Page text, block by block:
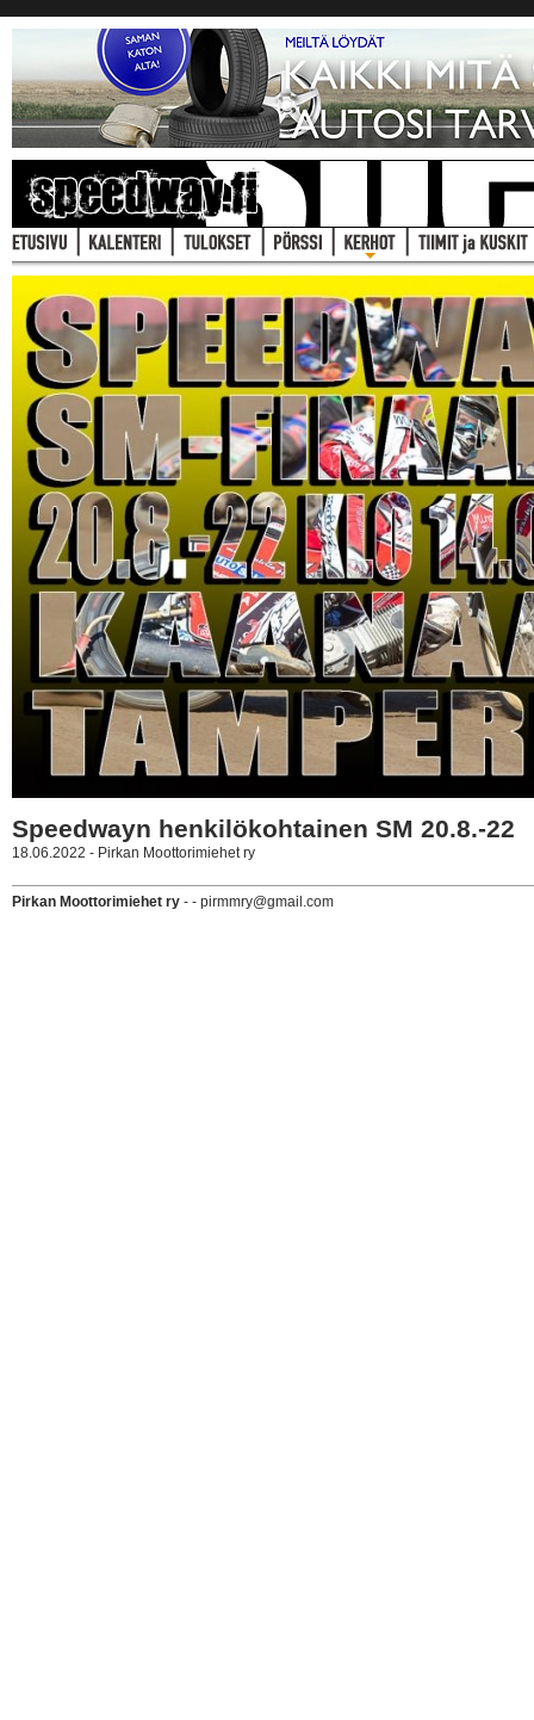
Speedwayn henkilökohtainen SM 20.8.-22
18.06.2022 - Pirkan Moottorimiehet ry
Pirkan Moottorimiehet ry - - pirmmry@gmail.com